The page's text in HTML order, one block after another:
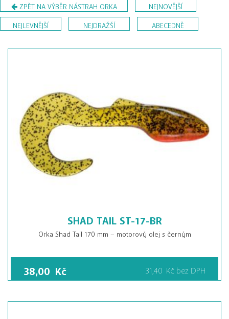
ZPĚT NA VÝBĚR NÁSTRAH ORKA NEJNOVĚJŠÍ
NEJLEVNĚJŠÍ NEJDRAŽŠÍ ABECEDNĚ
SHAD TAIL ST-17-BR
Orka Shad Tail 170 mm – motorový olej s černým
38,00 Kč 31,40 Kč bez DPH